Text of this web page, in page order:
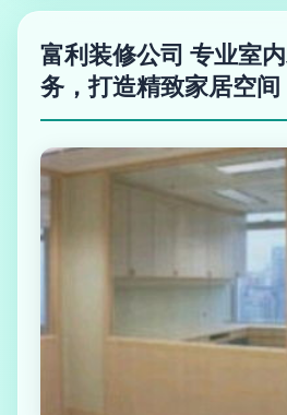
富利装修公司 专业室
务，打造精致家居空间